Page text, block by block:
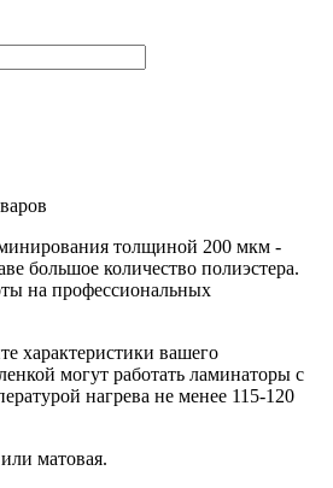
толщиной 200 мкм -
большое количество полиэстера.
на профессиональных
характеристики вашего
могут работать ламинаторы с
нагрева не менее 115-120
матовая.